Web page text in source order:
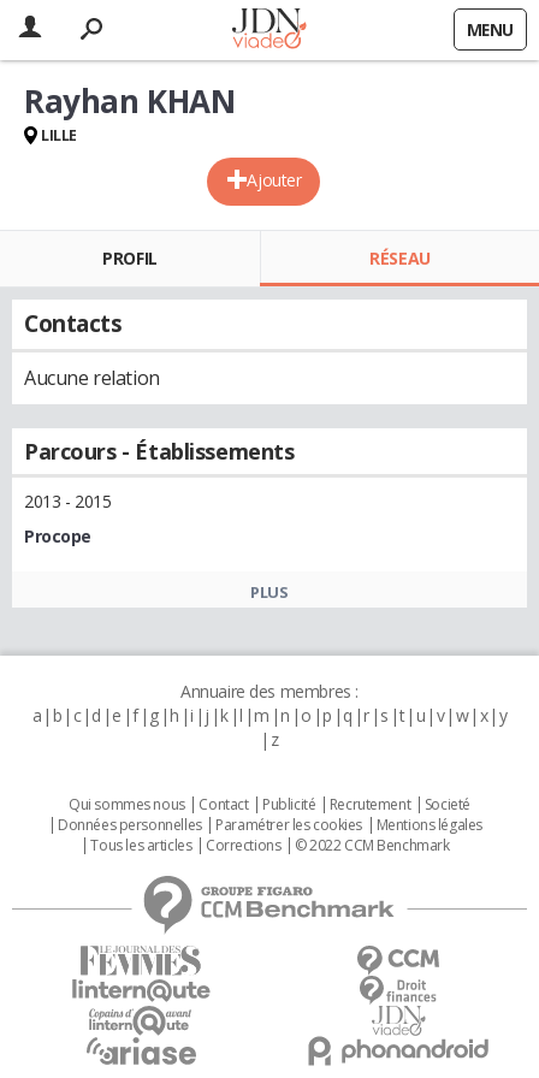
MENU
Ajouter
Rayhan KHAN
LILLE
PROFIL RÉSEAU
Contacts
Aucune relation
Parcours - Établissements
2013 - 2015
Procope
PLUS
Annuaire des membres :
a b c d e f g h i j k l m n o p q r s t u v w x y
z
Qui sommes nous Contact Publicité Recrutement
Societé
Données personnelles
Paramétrer les cookies
Mentions légales
Tous les articles
Corrections © 2022 CCM Benchmark